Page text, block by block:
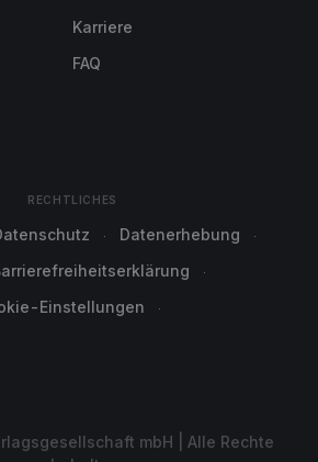
Karriere
FAQ
RECHTLICHES
Datenerhebung
Einstellungen
mbH | Alle Rechte